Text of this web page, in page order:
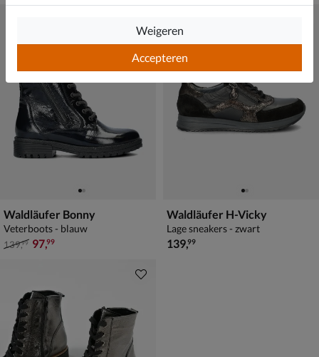
Waldläufer Bonny
Veterboots - blauw
van € 139,99 voor € 97,99
139,99 97,99
Waldläufer H-Vicky
Lage sneakers - zwart
€ 139,99
139,99
Accepteren
Weigeren